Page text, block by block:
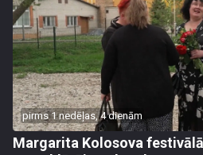
pirms 1 nedēļas, 4 dienām
Margarita Kolosova